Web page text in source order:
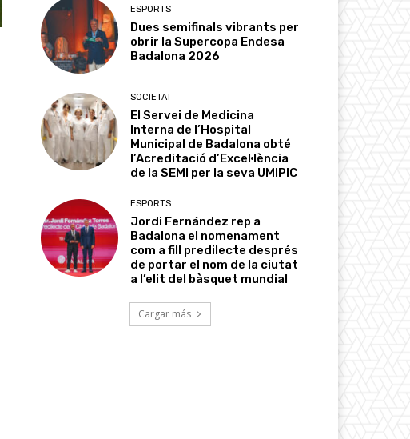
ESPORTS
Dues semifinals vibrants per
obrir la Supercopa Endesa
Badalona 2026
SOCIETAT
El Servei de Medicina
Interna de l’Hospital
Municipal de Badalona obté
l’Acreditació d’Excel·lència
de la SEMI per la seva UMIPIC
ESPORTS
Jordi Fernández rep a
Badalona el nomenament
com a fill predilecte després
de portar el nom de la ciutat
a l’elit del bàsquet mundial
Cargar más